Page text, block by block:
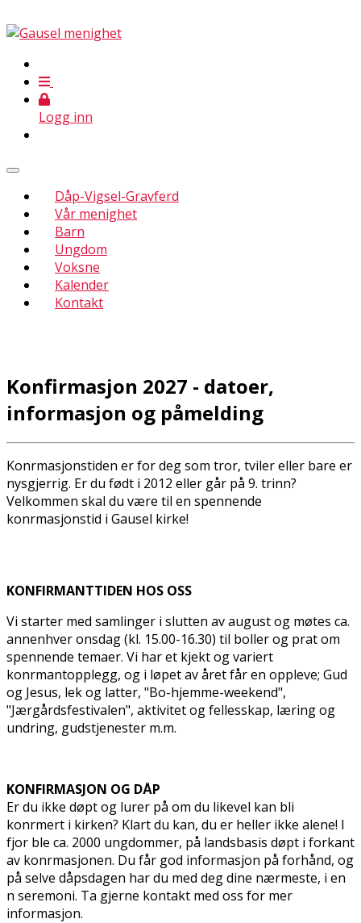
Logg inn
Dåp-Vigsel-Gravferd
Vår menighet
Barn
Ungdom
Voksne
Kalender
Kontakt
Konfirmasjon 2027 - datoer,
informasjon og påmelding
Konfirmasjonstiden er for deg som tror, tviler eller bare er
nysgjerrig. Er du født i 2012 eller går på 9. trinn?
Velkommen skal du være til en spennende
konfirmasjonstid i Gausel kirke!
KONFIRMANTTIDEN HOS OSS
Vi starter med samlinger i slutten av august og møtes ca.
annenhver onsdag (kl. 15.00-16.30) til boller og prat om
spennende temaer. Vi har et kjekt og variert
konfirmantopplegg, og i løpet av året får en oppleve; Gud
og Jesus, lek og latter, "Bo-hjemme-weekend",
"Jærgårdsfestivalen", aktivitet og fellesskap, læring og
undring, gudstjenester m.m.
KONFIRMASJON OG DÅP
Er du ikke døpt og lurer på om du likevel kan bli
konfirmert i kirken? Klart du kan, du er heller ikke alene! I
fjor ble ca. 2000 ungdommer, på landsbasis døpt i forkant
av konfirmasjonen. Du får god informasjon på forhånd, og
på selve dåpsdagen har du med deg dine nærmeste, i en
fin seremoni. Ta gjerne kontakt med oss for mer
informasjon.